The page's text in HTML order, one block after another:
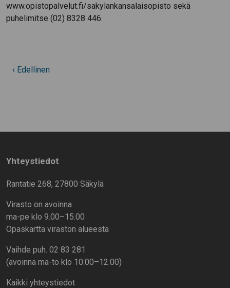
www.opistopalvelut.fi/sakylankansalaisopisto sekä
puhelimitse (02) 8328 446.
‹ Edellinen
Yhteystiedot
Rantatie 268, 27800 Säkylä
Virasto on avoinna
ma-pe klo 9.00–15.00
Opaskartta viraston alueesta
Vaihde puh. 02 83 281
(avoinna ma-to klo 10.00–12.00)
Kaikki yhteystiedot